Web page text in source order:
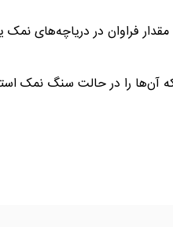
فراوان در دریاچه‌های
را در حالت سنگ نمک